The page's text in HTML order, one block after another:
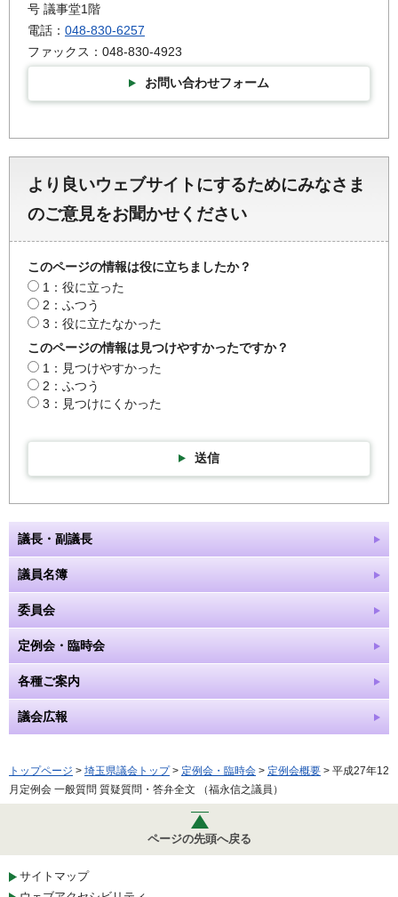
号 議事堂1階
電話： 048-830-6257
ファックス：048-830-4923
お問い合わせフォーム
より良いウェブサイトにするためにみなさま
のご意見をお聞かせください
このページの情報は役に立ちましたか？
1：役に立った
2：ふつう
3：役に立たなかった
このページの情報は見つけやすかったですか？
1：見つけやすかった
2：ふつう
3：見つけにくかった
送信
議長・副議長
議員名簿
委員会
定例会・臨時会
各種ご案内
議会広報
トップページ > 埼玉県議会トップ> 定例会・臨時会 > 定例会概要 > 平成27年12
月定例会 一般質問 質疑質問・答弁全文 （福永信之議員）
ページの先頭へ戻る
サイトマップ